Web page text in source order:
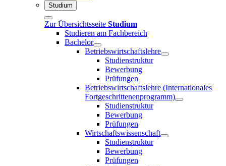
Studium
Zur Übersichtsseite Studium
Studieren am Fachbereich
Bachelor
Betriebswirtschaftslehre
Studienstruktur
Bewerbung
Prüfungen
Betriebswirtschaftslehre (Internationales
Fortgeschrittenenprogramm)
Studienstruktur
Bewerbung
Prüfungen
Wirtschaftswissenschaft
Studienstruktur
Bewerbung
Prüfungen